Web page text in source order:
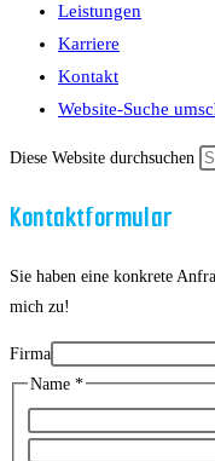
Leistungen
Karriere
Kontakt
Website-Suche
Diese Website durchsuchen
Kontaktformular
Sie haben eine konkrete
mich zu!
Firma
Name *